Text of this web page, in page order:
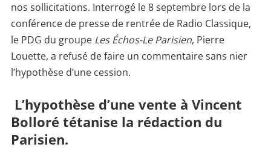
nos sollicitations. Interrogé le 8 septembre lors de la
conférence de presse de rentrée de Radio Classique,
le PDG du groupe Les Échos-Le Parisien, Pierre
Louette, a refusé de faire un commentaire sans nier
l’hypothèse d’une cession.
L’hypothèse d’une vente à Vincent
Bolloré tétanise la rédaction du
Parisien.